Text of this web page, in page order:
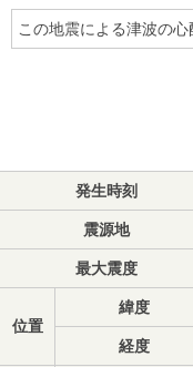
この地震による津波の心
発生時刻
震源地
最大震度
位置
緯度
経度